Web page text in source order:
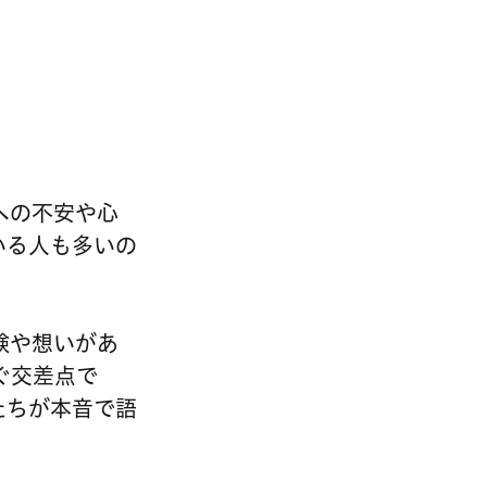
の不安や心
人も多いの
や想いがあ
交差点で
が本音で語